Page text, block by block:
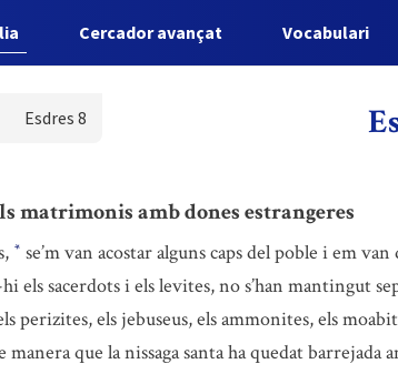
Cercador avançat Vocabulari
Esdres 8
matrimonis amb dones estrangeres
* se’m van acostar alguns caps del poble i em
sacerdots i els levites, no s’han mantingut
perizites, els jebuseus, els ammonites, els
que la nissaga santa ha quedat